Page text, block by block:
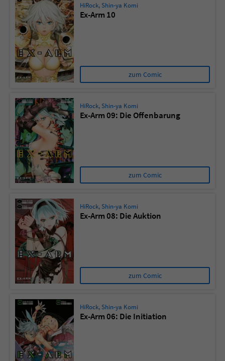
HiRock, Shin-ya Komi
Ex-Arm 10
zum Comic
HiRock, Shin-ya Komi
Ex-Arm 09: Die Offenbarung
zum Comic
HiRock, Shin-ya Komi
Ex-Arm 08: Die Auktion
zum Comic
HiRock, Shin-ya Komi
Ex-Arm 06: Die Initiation